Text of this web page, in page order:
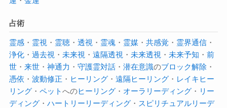
占術
霊感・ 霊視 ・ 霊聴・ 透視 ・ 霊魂・ 霊媒 ・ 共感覚 ・ 霊界通信・
浄化・ 過去視 ・ 未来視 ・ 遠隔透視 ・ 未来透視 ・ 未来予知 ・ 前
世・ 来世・ 神通力 ・ 守護霊対話・ 潜在意識のブロック解除・
憑依 ・ 波動修正 ・ ヒーリング・ 遠隔ヒーリング・ レイキヒー
リング・ ペットへのヒーリング・ オーラ リーディング・ リー
ディング・ ハートリーリーディング・ スピリチュアルリーデ